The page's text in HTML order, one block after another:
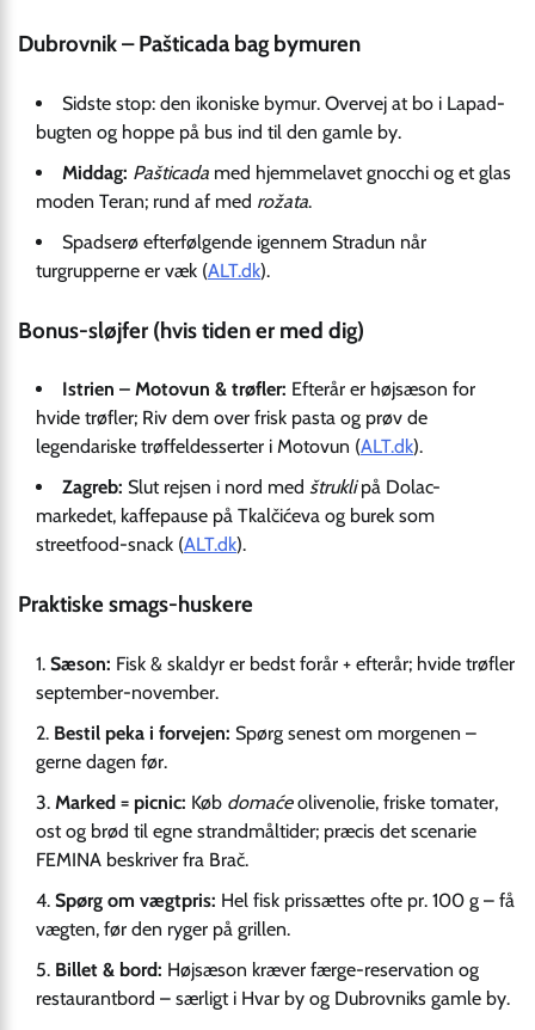
Dubrovnik – Pašticada bag bymuren
Sidste stop: den ikoniske bymur. Overvej at bo i Lapad-
bugten og hoppe på bus ind til den gamle by.
Middag: Pašticada med hjemmelavet gnocchi og et glas
moden Teran; rund af med rožata.
Spadserø efterfølgende igennem Stradun når
turgrupperne er væk (ALT.dk).
Bonus-sløjfer (hvis tiden er med dig)
Istrien – Motovun & trøfler: Efterår er højsæson for
hvide trøfler; Riv dem over frisk pasta og prøv de
legendariske trøffeldesserter i Motovun (ALT.dk).
Zagreb: Slut rejsen i nord med štruklipå Dolac-
markedet, kaffepause på Tkalčićeva og burek som
streetfood-snack (ALT.dk).
Praktiske smags-huskere
Sæson: Fisk & skaldyr er bedst forår + efterår; hvide trøfler
september-november.
Bestil peka i forvejen: Spørg senest om morgenen –
gerne dagen før.
Marked = picnic: Køb domaćeolivenolie, friske tomater,
ost og brød til egne strandmåltider; præcis det scenarie
FEMINA beskriver fra Brač.
Spørg om vægtpris: Hel fisk prissættes ofte pr. 100 g – få
vægten, før den ryger på grillen.
Billet & bord: Højsæson kræver færge-reservation og
restaurantbord – særligt i Hvar by og Dubrovniks gamle by.